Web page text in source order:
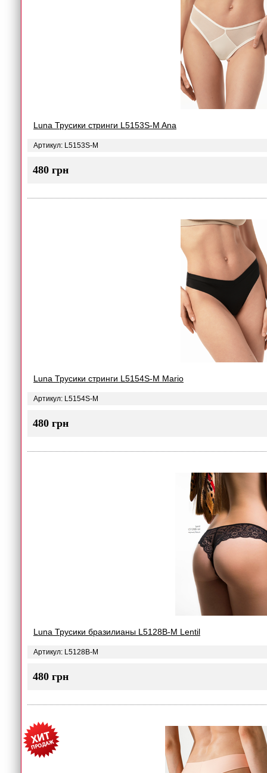
Luna Трусики стринги L5153S-M Ana
Артикул: L5153S-M
480 грн
Luna Трусики стринги L5154S-M Mario
Артикул: L5154S-M
480 грн
Luna Трусики бразилианы L5128B-M Lentil
Артикул: L5128B-M
480 грн